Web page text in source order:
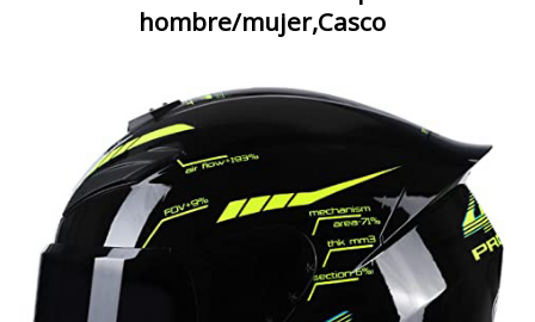
hombre/mujer,Casco